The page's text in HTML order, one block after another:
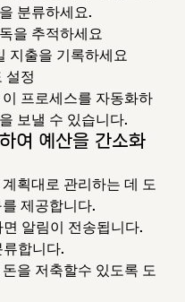
분류하세요.
을 추적하세요
지출을 기록하세요
설정
프로세스를 자동화하
보낼 수 있습니다.
여 예산을 간소화
획대로 관리하는 데 도
제공합니다.
알림이 전송됩니다.
합니다.
을 저축할수 있도록 도